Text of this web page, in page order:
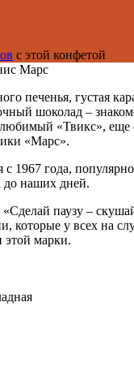
с этой конфетой
Марс
печенья, густая
шоколад –
«Твикс», еще
«Марс».
1967 года,
до наших дней.
«Сделай паузу –
которые у всех на
этой марки.